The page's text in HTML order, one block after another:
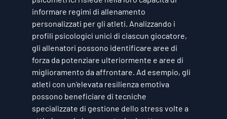
informare regimi di allenamento
personalizzati per gli atleti. Analizzando i
profili psicologici unici di ciascun giocatore,
gli allenatori possono identificare aree di
forza da potenziare ulteriormente e aree di
miglioramento da affrontare. Ad esempio, gli
atleti con un'elevata resilienza emotiva
possono beneficiare di tecniche
specializzate di gestione dello stress volte a